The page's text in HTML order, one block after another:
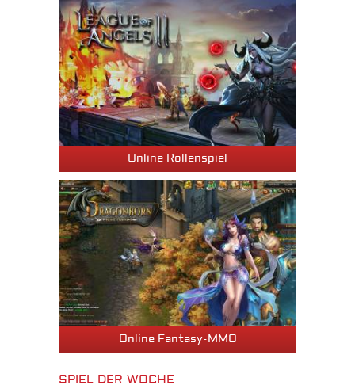
Online Rollenspiel
Online Fantasy-MMO
SPIEL DER WOCHE